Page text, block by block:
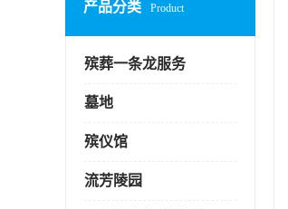
产品分类 Product
殡葬一条龙服务
墓地
殡仪馆
流芳陵园